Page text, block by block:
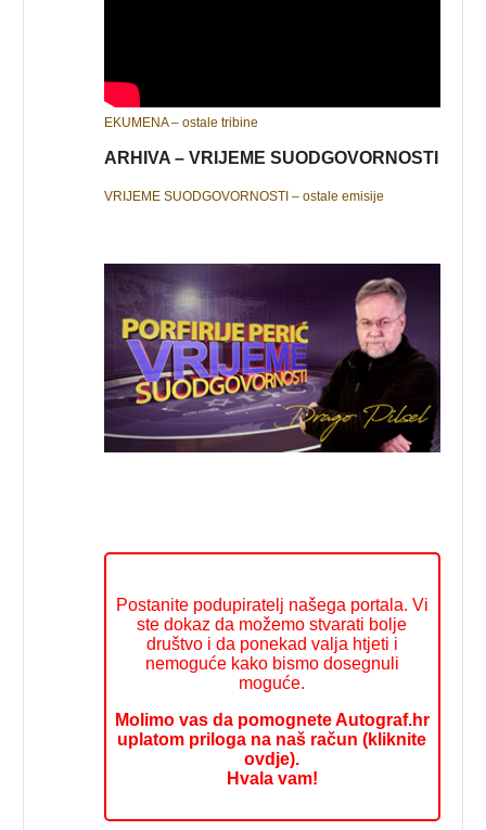
EKUMENA – ostale tribine
ARHIVA – VRIJEME SUODGOVORNOSTI
VRIJEME SUODGOVORNOSTI – ostale emisije
Postanite podupiratelj našega portala. Vi
ste dokaz da možemo stvarati bolje
društvo i da ponekad valja htjeti i
nemoguće kako bismo dosegnuli
moguće.
Molimo vas da pomognete Autograf.hr
uplatom priloga na naš račun (kliknite
ovdje).
Hvala vam!